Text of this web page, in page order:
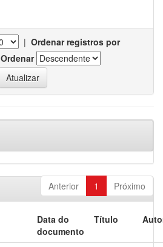
| Ordenar registros por
Ordenar
Anterior 1 Próximo
Data do
documento
Título